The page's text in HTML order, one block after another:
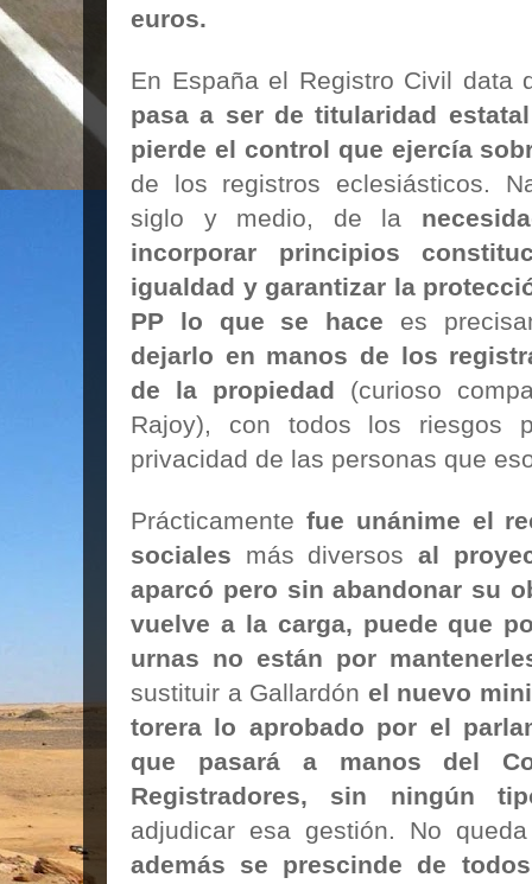
euros.
En España el Registro Civil data
pasa a ser de titularidad
pierde el control que ejercía
de los registros eclesiásticos.
siglo y medio, de la
incorporar principios
igualdad y garantizar la
PP lo que se hace es
dejarlo en manos de los
de la propiedad (curioso
Rajoy), con todos los riesgos
privacidad de las personas que
Prácticamente fue unánime el
sociales más diversosal
aparcó pero sin abandonar su
vuelve a la carga, puede que
urnas no están por
sustituir a Gallardón el nuevo
torera lo aprobado por el
que pasará a manos del
Registradores, sin ningún
adjudicar esa gestión. No
además se prescinde de